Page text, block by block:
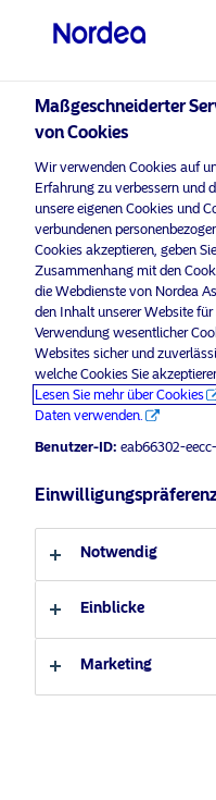
visit
Bitte wählen
aus
Land
Österreich
Sprache
Anleger-Typ
Professioneller
Professioneller Anleger
Maßgeschneiderter
von Cookies
Wir verwenden Cookies auf
Erfahrung zu verbessern und
unsere eigenen Cookies und
verbundenen
Cookies akzeptieren, geben
Zusammenhang mit den
die Webdienste von Nordea
den Inhalt unserer Website
Verwendung wesentlicher
Websites sicher und
welche Cookies Sie
Lesen Sie mehr über Cookies
Daten verwenden.
Benutzer-ID: eab66302-
Notwendig
Einblicke
Marketing